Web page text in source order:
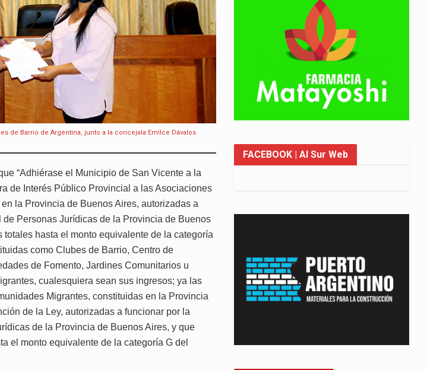
de Barrio de Argentina, junto a la concejala Emilce Dávalos.
“Adhiérase el Municipio de San Vicente a la
de Interés Público Provincial a las Asociaciones
la Provincia de Buenos Aires, autorizadas a
Personas Jurídicas de la Provincia de Buenos
hasta el monto equivalente de la categoría
como Clubes de Barrio, Centro de
de Fomento, Jardines Comunitarios u
cualesquiera sean sus ingresos; ya las
Migrantes, constituidas en la Provincia
de la Ley, autorizadas a funcionar por la
de la Provincia de Buenos Aires, y que
el monto equivalente de la categoría G del
FACEBOOK | Al Sur Web